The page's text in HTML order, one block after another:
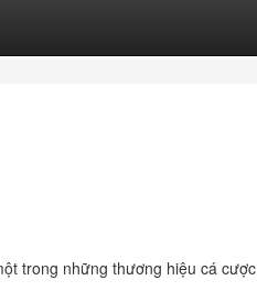
trong những thương hiệu cá cược